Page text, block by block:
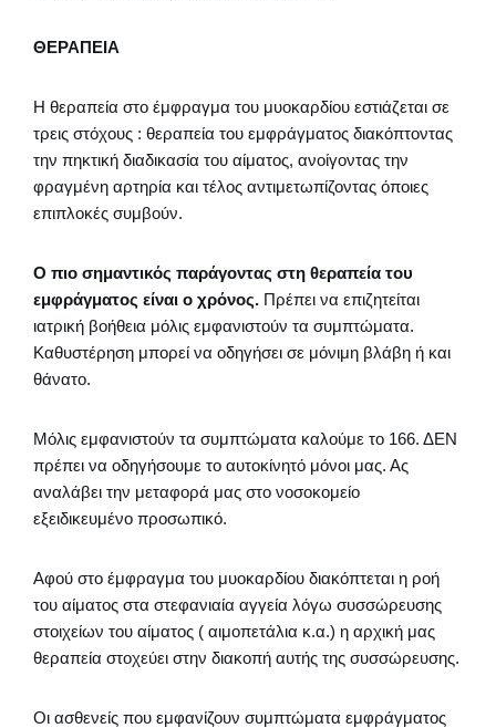
ΘΕΡΑΠΕΙΑ
Η θεραπεία στο έμφραγμα του μυοκαρδίου εστιάζεται σε
τρεις στόχους : θεραπεία του εμφράγματος διακόπτοντας
την πηκτική διαδικασία του αίματος, ανοίγοντας την
φραγμένη αρτηρία και τέλος αντιμετωπίζοντας όποιες
επιπλοκές συμβούν.
Ο πιο σημαντικός παράγοντας στη θεραπεία του
εμφράγματος είναι ο χρόνος. Πρέπει να επιζητείται
ιατρική βοήθεια μόλις εμφανιστούν τα συμπτώματα.
Καθυστέρηση μπορεί να οδηγήσει σε μόνιμη βλάβη ή και
θάνατο.
Μόλις εμφανιστούν τα συμπτώματα καλούμε το 166. ΔΕΝ
πρέπει να οδηγήσουμε το αυτοκίνητό μόνοι μας. Ας
αναλάβει την μεταφορά μας στο νοσοκομείο
εξειδικευμένο προσωπικό.
Αφού στο έμφραγμα του μυοκαρδίου διακόπτεται η ροή
του αίματος στα στεφανιαία αγγεία λόγω συσσώρευσης
στοιχείων του αίματος ( αιμοπετάλια κ.α.) η αρχική μας
θεραπεία στοχεύει στην διακοπή αυτής της συσσώρευσης.
Οι ασθενείς που εμφανίζουν συμπτώματα εμφράγματος